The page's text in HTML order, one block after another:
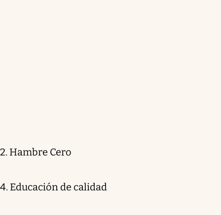
2. Hambre Cero
4. Educación de calidad